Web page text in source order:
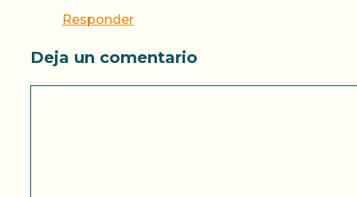
Responder
Deja un comentario